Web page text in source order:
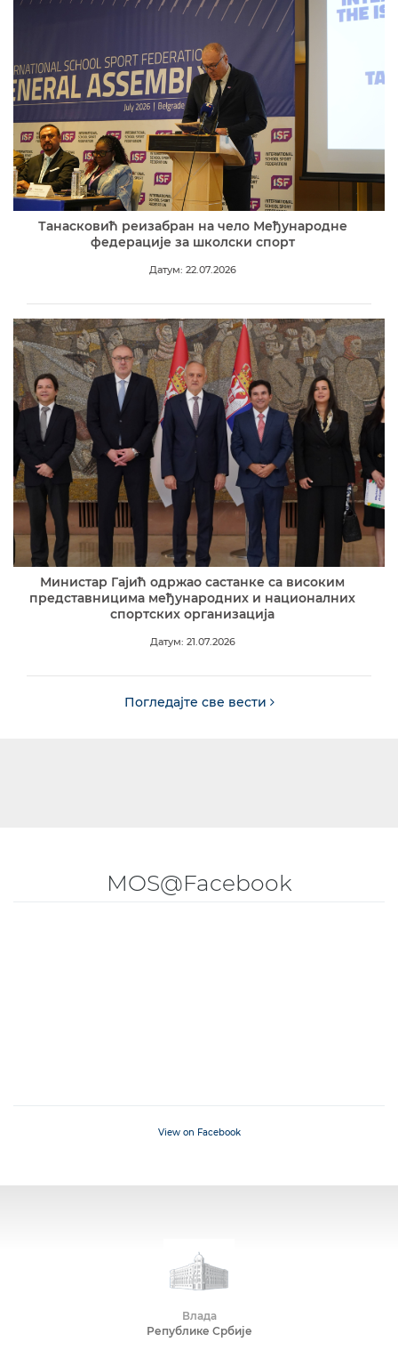
Танасковић реизабран на чело Међународне
федерације за школски спорт
Датум: 22.07.2026
Министар Гајић одржао састанке са високим
представницима међународних и националних
спортских организација
Датум: 21.07.2026
Погледајте све вести
MOS@Facebook
View on Facebook
Влада
Републике Србије